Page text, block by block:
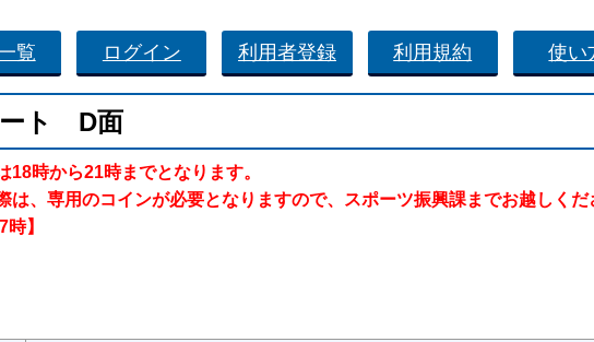
覧 ログイン 利用者登録 利用規約 使い
ート D面
18時から21時までとなります。
は、専用のコインが必要となりますので、スポーツ振興課までお越しくだ
】